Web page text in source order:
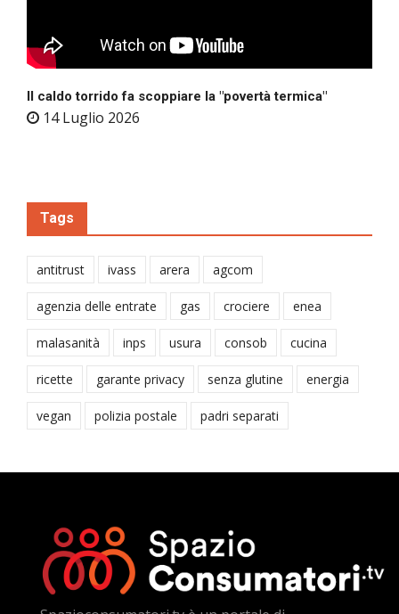
Il caldo torrido fa scoppiare la "povertà termica"
14 Luglio 2026
Tags
antitrust ivass arera agcom
agenzia delle entrate gas crociere enea
malasanità inps usura consob cucina
ricette garante privacy senza glutine energia
vegan polizia postale padri separati